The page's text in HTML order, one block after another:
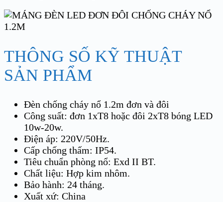
THÔNG SỐ KỸ THUẬT
SẢN PHẨM
Đèn chống cháy nổ 1.2m đơn và đôi
Công suất: đơn 1xT8 hoặc đôi 2xT8 bóng LED
10w-20w.
Điện áp: 220V/50Hz.
Cấp chống thấm: IP54.
Tiêu chuẩn phòng nổ: Exd II BT.
Chất liệu: Hợp kim nhôm.
Bảo hành: 24 tháng.
Xuất xứ: China